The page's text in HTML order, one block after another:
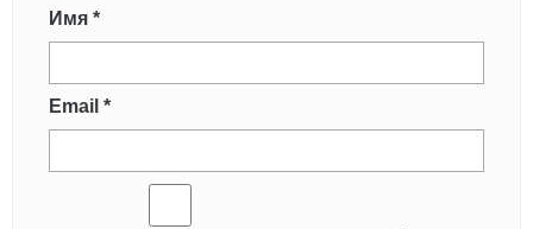
Имя *
Email *